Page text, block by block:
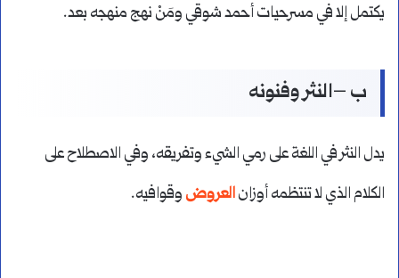
يكتمل إلا في مسرحيات أحمد شوقي ومَنْ نهج منهجه بعد.
ب –النثر وفنونه
يدل النثر في اللغة على رمي الشيء وتفريقه، وفي الاصطلاح على
الكلام الذي لا تنتظمه أوزانالعروض وقوافيه.